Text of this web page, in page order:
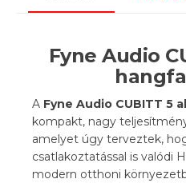
Fyne Audio
A Fyne Audio CUBITT 5
kompakt, nagy
amelyet úgy terveztek,
csatlakoztatással is valódi
modern otthoni